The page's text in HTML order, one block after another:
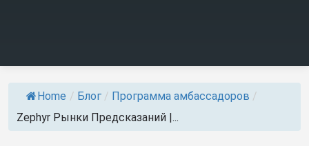
Home / Блог / Программа амбассадоров /
Zephyr Рынки Предсказаний |...